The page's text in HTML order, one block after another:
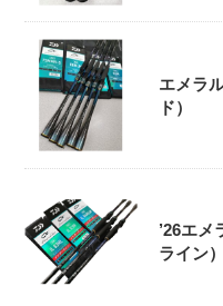
エメラ
ド）
’26エ
ライン）